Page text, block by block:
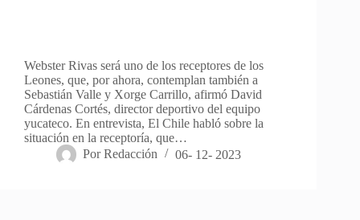
Webster Rivas será uno de los receptores de los
Leones, que, por ahora, contemplan también a
Sebastián Valle y Xorge Carrillo, afirmó David
Cárdenas Cortés, director deportivo del equipo
yucateco. En entrevista, El Chile habló sobre la
situación en la receptoría, que…
Por Redacción 06- 12- 2023